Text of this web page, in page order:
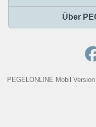
Über
PEGELONLINE Mobil